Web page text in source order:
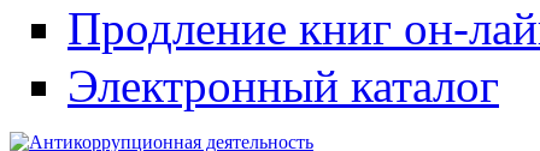
Продление книг он-
Электронный каталог